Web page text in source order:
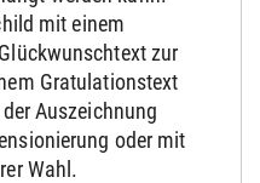
mit einem
zur
Gratulationstext
Auszeichnung
oder mit
Wahl.